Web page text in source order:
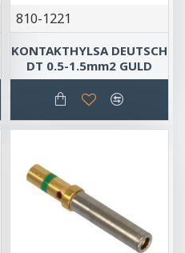
810-1221
KONTAKTHYLSA DEUTSCH
DT 0.5-1.5mm2 GULD